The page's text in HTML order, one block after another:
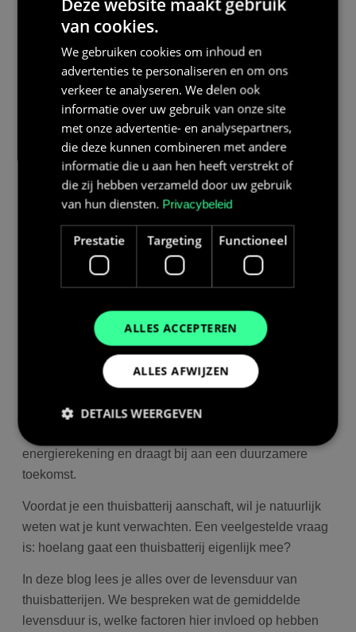
Stel je voor: je eigen zonne-energie opslaan en
gebruiken op momenten dat het je uitkomt. Een
thuisbatterij maakt dit mogelijk. Het geef je meer
controle over je energieverbruik, verlaagt je
energierekening en draagt bij aan een duurzamere
toekomst.
Voordat je een thuisbatterij aanschaft, wil je natuurlijk
weten wat je kunt verwachten. Een veelgestelde vraag
is: hoelang gaat een thuisbatterij eigenlijk mee?
In deze blog lees je alles over de levensduur van
thuisbatterijen. We bespreken wat de gemiddelde
levensduur is, welke factoren hier invloed op hebben
van cookies.
We gebruiken cookies om inhoud en
advertenties te personaliseren en om ons
verkeer te analyseren. We delen ook
informatie over uw gebruik van onze site
met onze advertentie- en analysepartners,
die deze kunnen combineren met andere
informatie die u aan hen heeft verstrekt of
die zij hebben verzameld door uw gebruik
van hun diensten. Privacybeleid
Prestatie Targeting Functioneel
ALLES ACCEPTEREN
ALLES AFWIJZEN
DETAILS WEERGEVEN
Prestatiecookies worden gebruikt om te zien hoe
bezoekers de website gebruiken, bijv. analytische
cookies. Deze cookies kunnen niet worden gebruikt
om een bepaalde bezoeker direct te identificeren.
Naam
Aanbieder/
Vervaldatum